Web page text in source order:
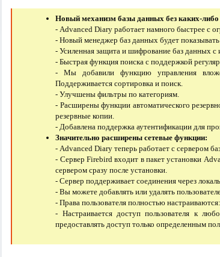
Новый механизм базы данных без каких-
- Advanced Diary работает намного быстрее с
- Новый менеджер баз данных будет
- Усиленная защита и шифрование баз данных с
- Быстрая функция поиска с поддержкой
- Мы добавили функцию управления
Поддерживается сортировка и поиск.
- Улучшены фильтры по категориям.
- Расширены функции автоматического
резервные копии.
- Добавлена поддержка аутентификации для
Значительно расширены сетевые функции:
- Advanced Diary теперь работает с сервером
- Сервер Firebird входит в пакет установки
сервером сразу после установки.
- Сервер поддерживает соединения через
- Вы можете добавлять или удалять
- Права пользователя полностью
- Настраивается доступ пользователя к
предоставлять доступ только определенным